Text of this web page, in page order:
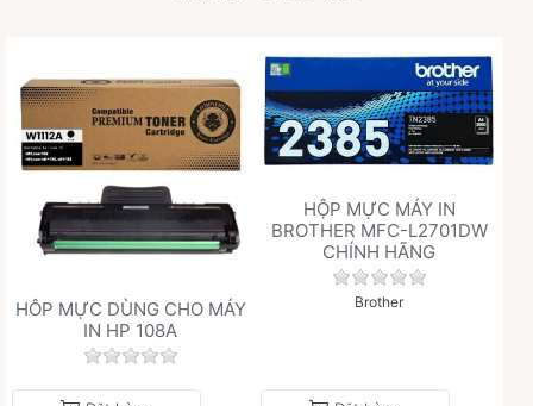
HÔP MỰC DÙNG CHO MÁY
IN HP 108A
Chưa có đánh giá nào cho sản phẩm này.
HỘP MỰC MÁY IN
BROTHER MFC-L2701DW
CHÍNH HÃNG
Chưa có đánh giá
Brother